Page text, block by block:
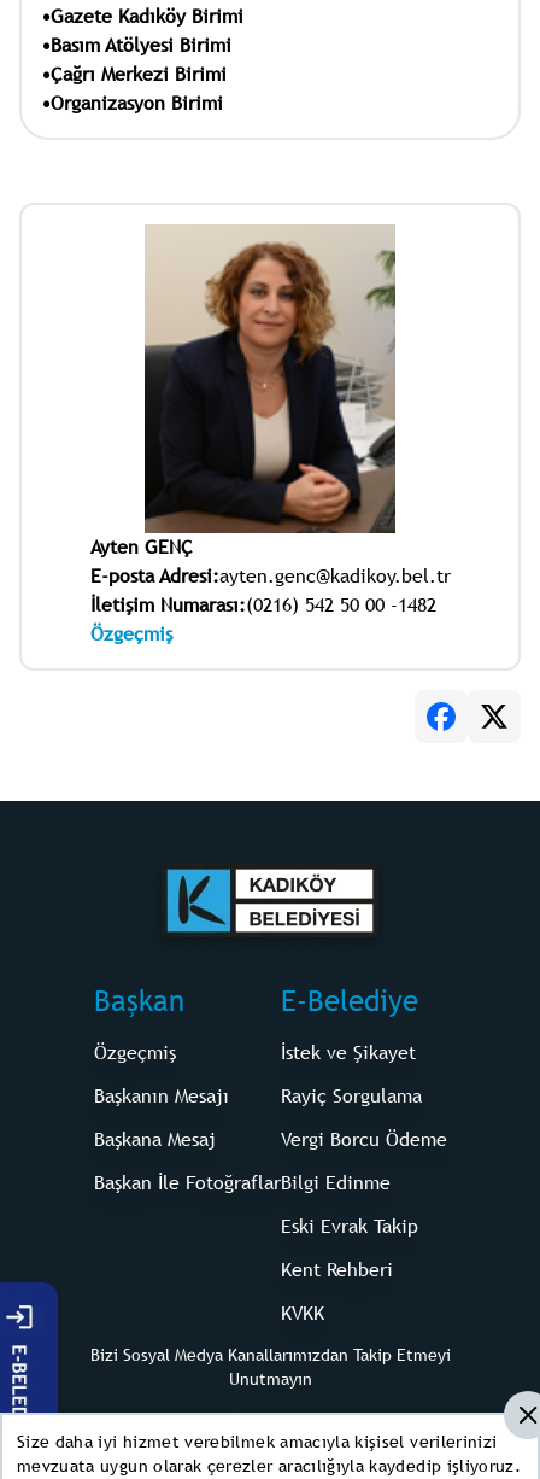
•Gazete Kadıköy Birimi
•Basım Atölyesi Birimi
•Çağrı Merkezi Birimi
•Organizasyon Birimi
Ayten GENÇ
E-posta Adresi:ayten.genc@kadikoy.bel.tr
İletişim Numarası:(0216) 542 50 00 -1482
Özgeçmiş
Başkan
Özgeçmiş
Başkanın Mesajı
Başkana Mesaj
Başkan İle Fotoğraflar
E-Belediye
İstek ve Şikayet
Rayiç Sorgulama
Vergi Borcu Ödeme
Bilgi Edinme
Eski Evrak Takip
Kent Rehberi
KVKK
Bizi Sosyal Medya Kanallarımızdan Takip Etmeyi
Unutmayın
Size daha iyi hizmet verebilmek amacıyla kişisel verilerinizi
mevzuata uygun olarak çerezler aracılığıyla kaydedip işliyoruz.